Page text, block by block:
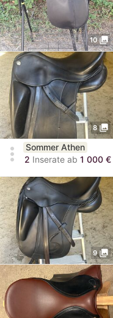
10 photo_library
8 photo_library
more_vert
Sommer Athen
2 Inserate ab 1 000 €
9 photo_library